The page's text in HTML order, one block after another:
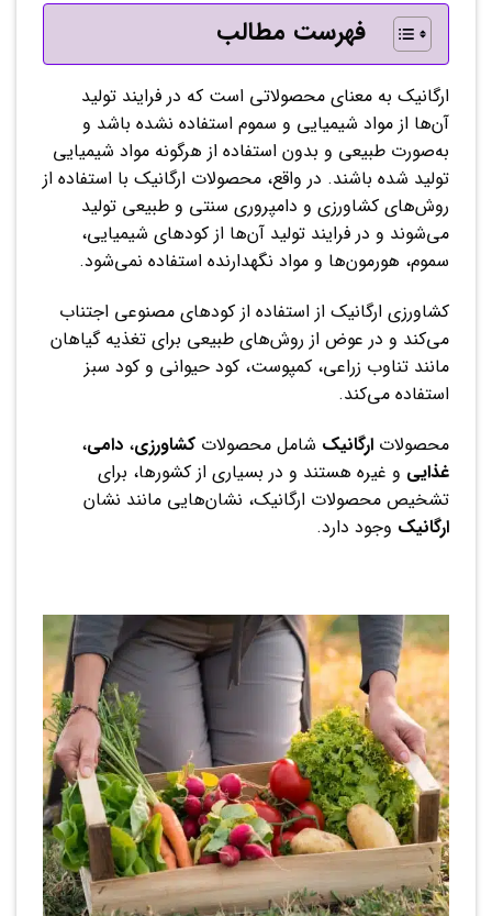
فهرست مطالب
ارگانیک به معنای محصولاتی است که در فرایند تولید
آن‌ها از مواد شیمیایی و سموم استفاده نشده باشد و
به‌صورت طبیعی و بدون استفاده از هرگونه مواد شیمیایی
تولید شده باشند. در واقع، محصولات ارگانیک با استفاده از
روش‌های کشاورزی و دامپروری سنتی و طبیعی تولید
می‌شوند و در فرایند تولید آن‌ها از کودهای شیمیایی،
سموم، هورمون‌ها و مواد نگهدارنده استفاده نمی‌شود.
کشاورزی ارگانیک از استفاده از کودهای مصنوعی اجتناب
می‌کند و در عوض از روش‌های طبیعی برای تغذیه گیاهان
مانند تناوب زراعی، کمپوست، کود حیوانی و کود سبز
استفاده می‌کند.
محصولات ارگانیک شامل محصولات کشاورزی، دامی،
غذایی و غیره هستند و در بسیاری از کشورها، برای
تشخیص محصولات ارگانیک، نشان‌هایی مانند نشان
ارگانیک وجود دارد.